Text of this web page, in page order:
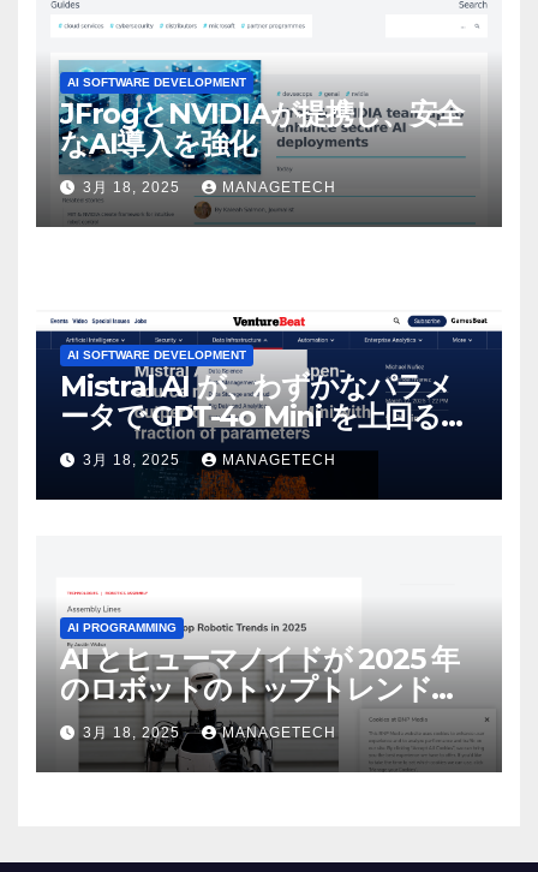
AI SOFTWARE DEVELOPMENT
JFrogとNVIDIAが提携し、安全
なAI導入を強化
3月 18, 2025 MANAGETECH
AI SOFTWARE DEVELOPMENT
Mistral AI が、わずかなパラメ
ータで GPT-4o Mini を上回る新
しいオープンソース モデルをリ
リース | VentureBeat
3月 18, 2025 MANAGETECH
AI PROGRAMMING
AI とヒューマノイドが 2025 年
のロボットのトップトレンドに |
ASSEMBLY
3月 18, 2025 MANAGETECH